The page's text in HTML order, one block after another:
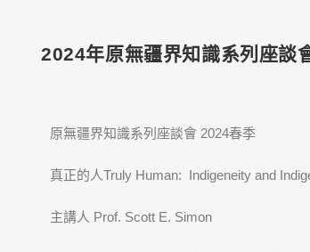
2024年原無疆界知識系列座談
原無疆界知識系列座談會 2024春季
真正的人Truly Human: ​ Indigeneity and
​主講人 Prof. Scott E. Simon